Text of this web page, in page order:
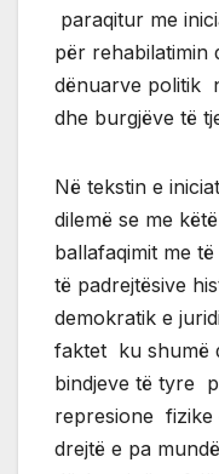
paraqitur me
për rehabilatimin
dënuarve politik
dhe burgjëve të
Në tekstin e
dilemë se me
ballafaqimit me
të padrejtësive
demokratik e
faktet ku shumë
bindjeve të tyre
represione fizike
drejtë e pa